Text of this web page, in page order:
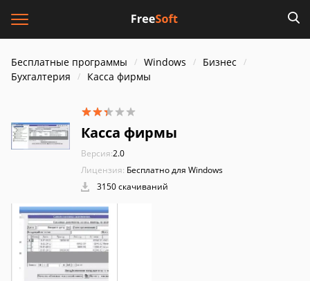
Бесплатные программы Windows
Бизнес
Бухгалтерия
Касса фирмы
Касса фирмы
Версия:2.0
Лицензия: Бесплатно для Windows
3150 скачиваний